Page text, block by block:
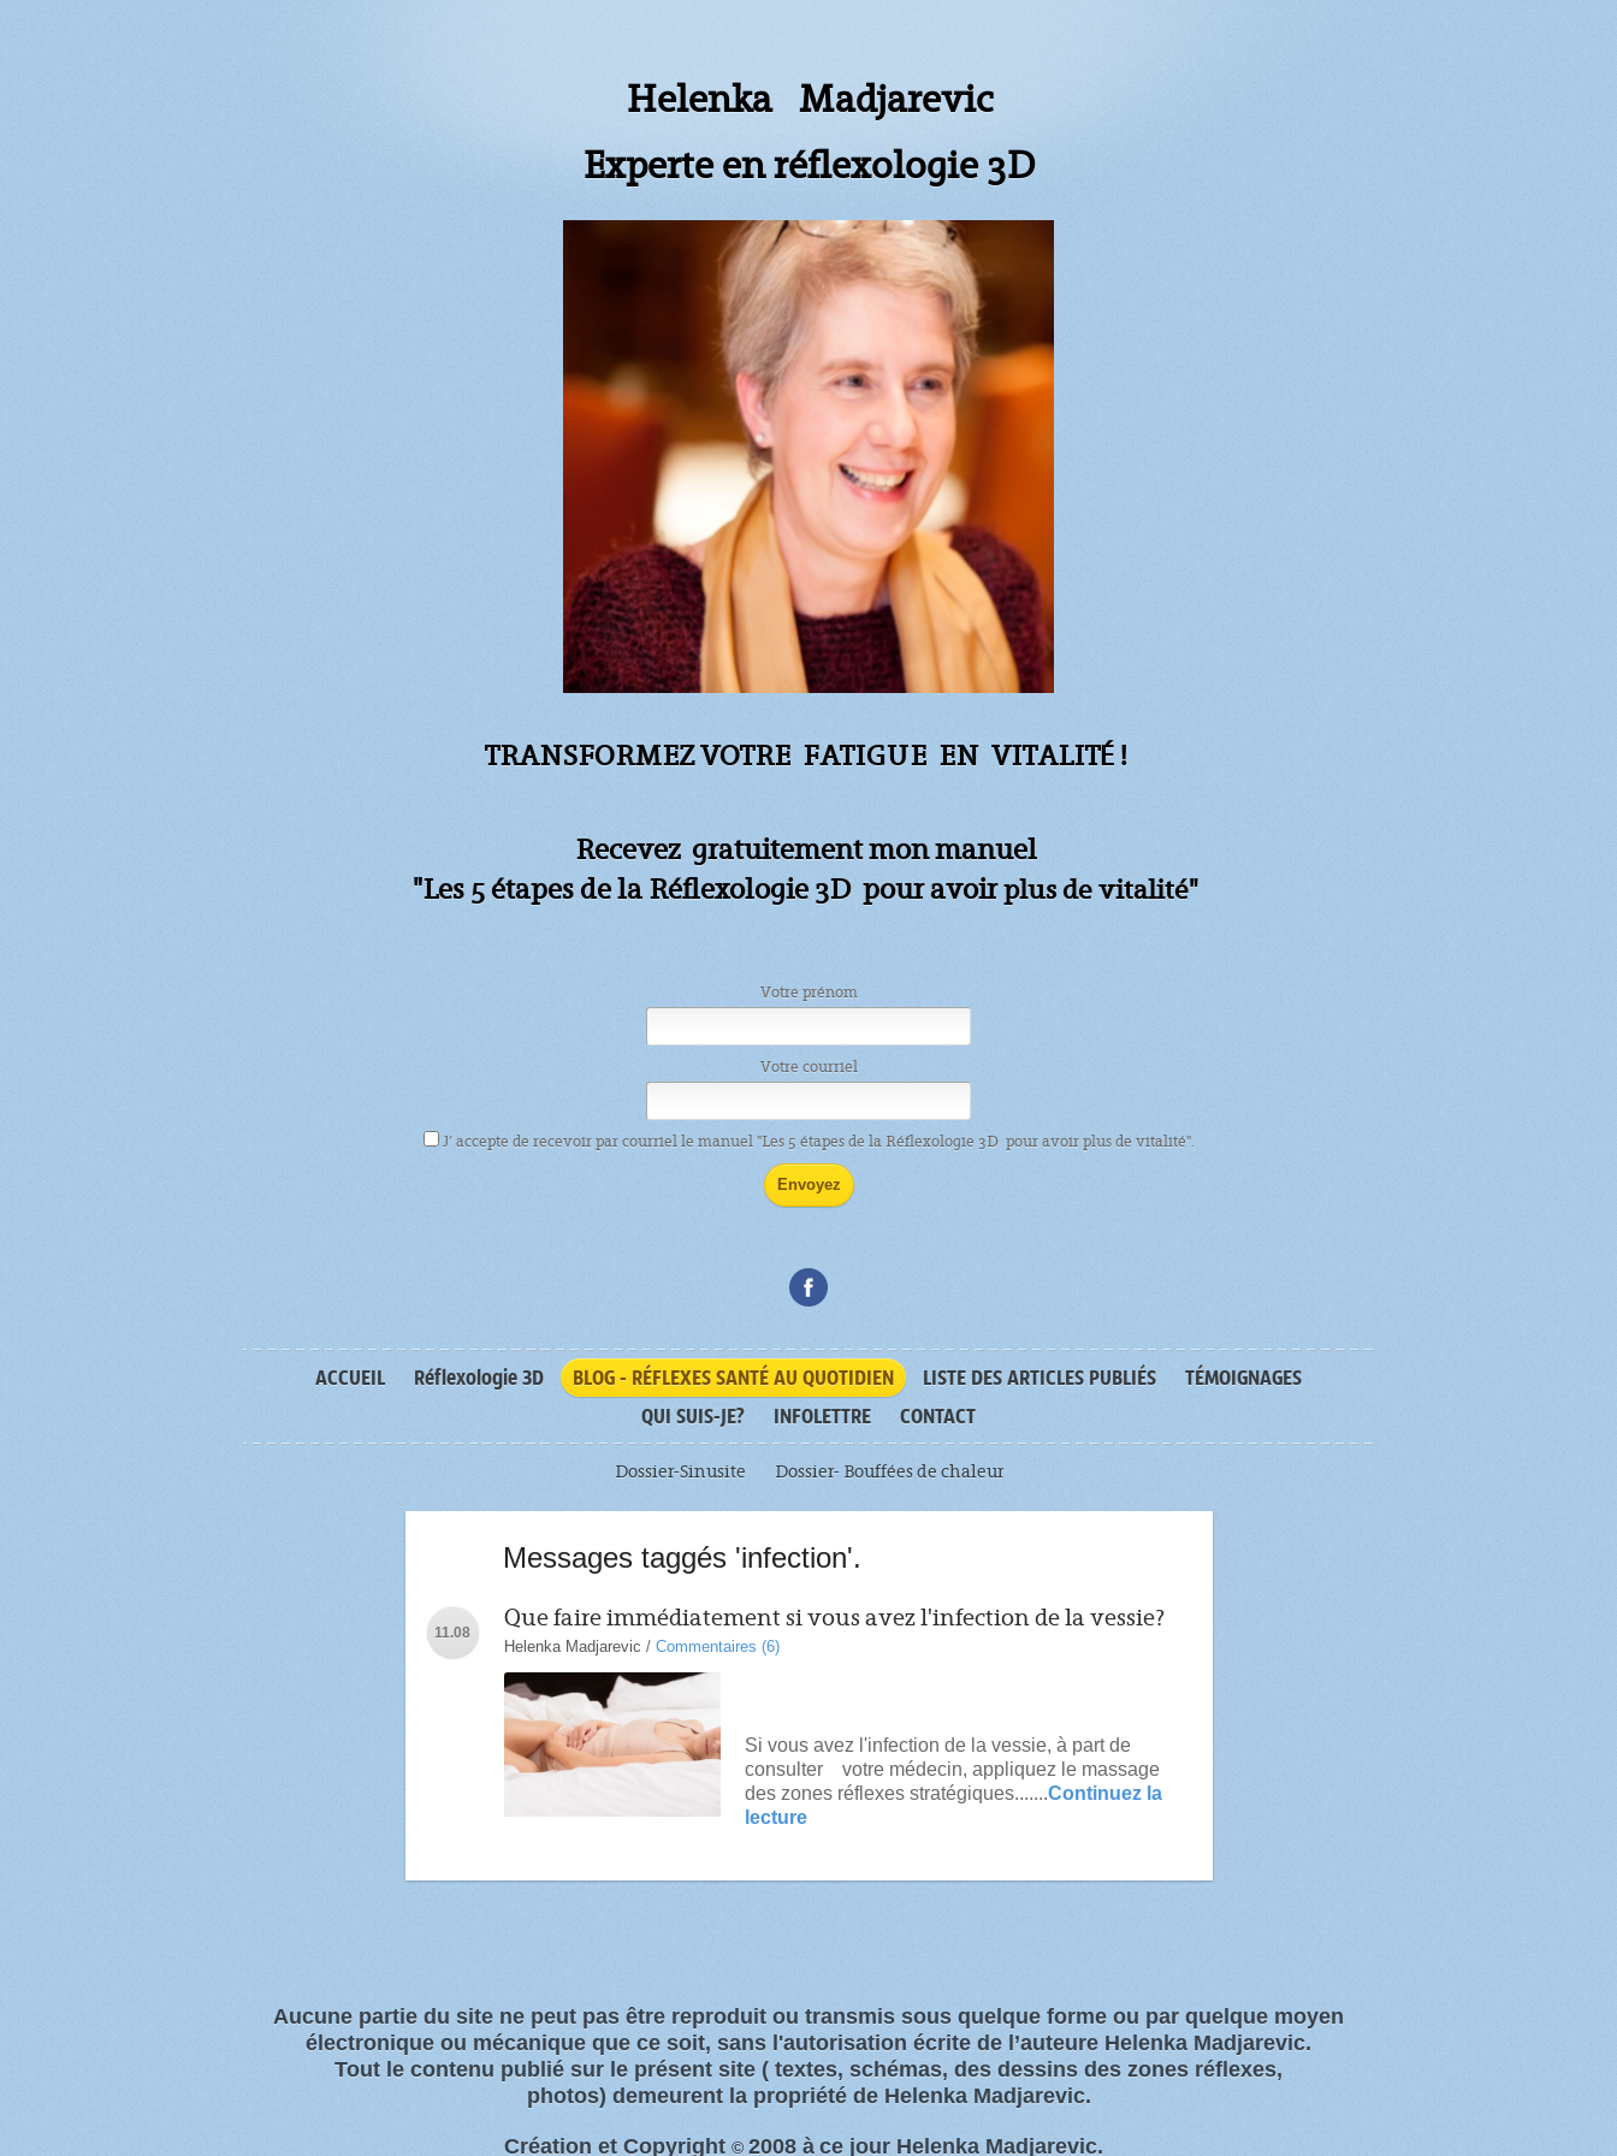
Helenka Madjarevic
Experte en réflexologie 3D
TRANSFORMEZ VOTRE FATIGUE EN VITALITÉ !
Recevez gratuitement mon manuel
"Les 5 étapes de la Réflexologie 3D pour avoirplus de vitalité"
Votre prénom
Votre courriel
J’ accepte de recevoir par courriel le manuel "Les 5 étapes de la Réflexologie 3D pour avoir plus de vitalité".
ACCUEIL Réflexologie 3D BLOG - RÉFLEXES SANTÉ AU QUOTIDIEN LISTE DES ARTICLES PUBLIÉS
TÉMOIGNAGES
QUI SUIS-JE?
INFOLETTRE CONTACT
Dossier-Sinusite Dossier- Bouffées de chaleur
Messages taggés 'infection'.
11.08
Que faire immédiatement si vous avez l'infection de la vessie?
Helenka Madjarevic / Commentaires (6)
Si vous avez l'infection de la vessie, à part de
consulter votre médecin, appliquez le massage
des zones réflexes stratégiques.......Continuez la
lecture
Aucune partie du site ne peut pas être reproduit ou transmis sous quelque forme ou par quelque moyen
électronique ou mécanique que ce soit, sans l'autorisation écrite de l’auteure Helenka Madjarevic.
Tout le contenu publié sur le présent site ( textes, schémas, des dessins des zones réflexes,
photos) demeurent la propriété de Helenka Madjarevic.
Création et Copyright © 2008 à ce jour Helenka Madjarevic.